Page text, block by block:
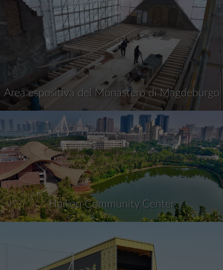
Area espositiva del Monastero di Magdeburgo
Haikou Community Center